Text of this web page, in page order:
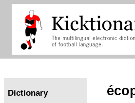
Dictionary